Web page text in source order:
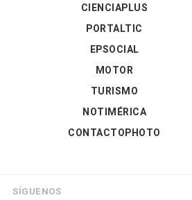
CIENCIAPLUS
PORTALTIC
EPSOCIAL
MOTOR
TURISMO
NOTIMÉRICA
CONTACTOPHOTO
SÍGUENOS